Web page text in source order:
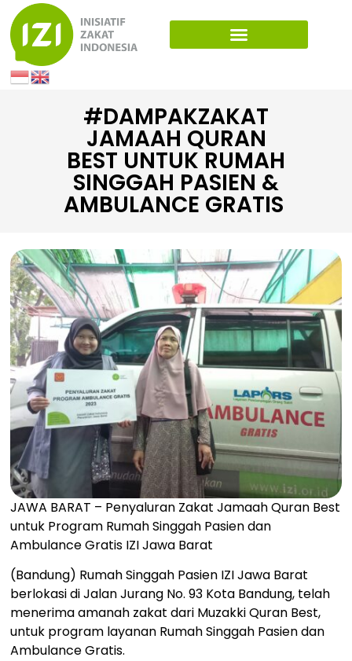
#DAMPAKZAKAT
JAMAAH QURAN
BEST UNTUK RUMAH
SINGGAH PASIEN &
AMBULANCE GRATIS
JAWA BARAT – Penyaluran Zakat Jamaah Quran Best
untuk Program Rumah Singgah Pasien dan
Ambulance Gratis IZI Jawa Barat
(Bandung) Rumah Singgah Pasien IZI Jawa Barat
berlokasi di Jalan Jurang No. 93 Kota Bandung, telah
menerima amanah zakat dari Muzakki Quran Best,
untuk program layanan Rumah Singgah Pasien dan
Ambulance Gratis.